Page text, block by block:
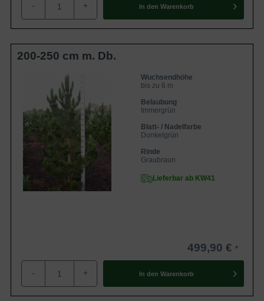
- + In den Warenkorb
200-250 cm m. Db.
Wuchsendhöhe
bis zu 6 m
Belaubung
Immergrün
Blatt- / Nadelfarbe
Dunkelgrün
Rinde
Graubraun
Lieferbar ab KW41
499,90 €
- + In den Warenkorb